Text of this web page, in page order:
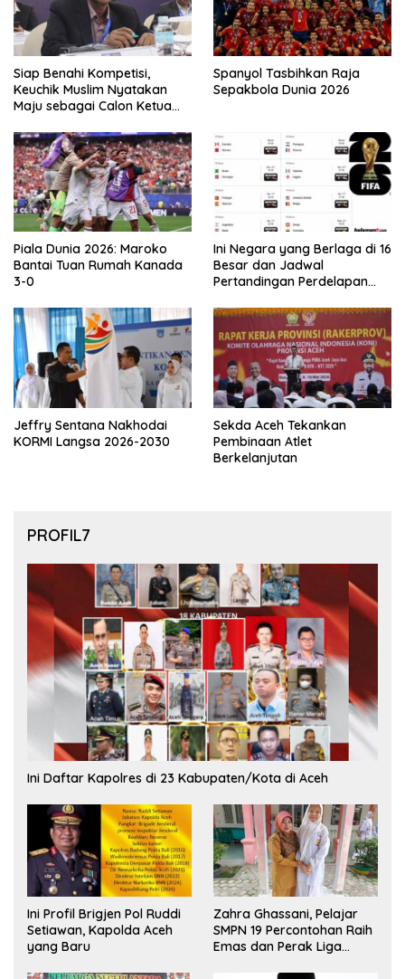
Siap Benahi Kompetisi,
Keuchik Muslim Nyatakan
Maju sebagai Calon Ketua
Spanyol Tasbihkan Raja
Sepakbola Dunia 2026
Piala Dunia 2026: Maroko
Bantai Tuan Rumah Kanada
3-0
Ini Negara yang Berlaga di 16
Besar dan Jadwal
Pertandingan Perdelapan
Jeffry Sentana Nakhodai
KORMI Langsa 2026-2030
Sekda Aceh Tekankan
Pembinaan Atlet
Berkelanjutan
PROFIL7
Ini Daftar Kapolres di 23 Kabupaten/Kota di Aceh
Ini Profil Brigjen Pol Ruddi
Setiawan, Kapolda Aceh
yang Baru
Zahra Ghassani, Pelajar
SMPN 19 Percontohan Raih
Emas dan Perak Liga